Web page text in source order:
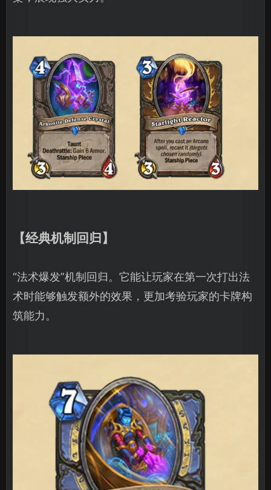
【经典机制回归】
“法术爆发”机制回归。它能让玩家在第一次打出法
术时能够触发额外的效果，更加考验玩家的卡牌构
筑能力。